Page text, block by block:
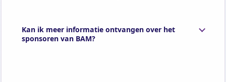
Kan ik meer informatie ontvangen over het
sponsoren van BAM?